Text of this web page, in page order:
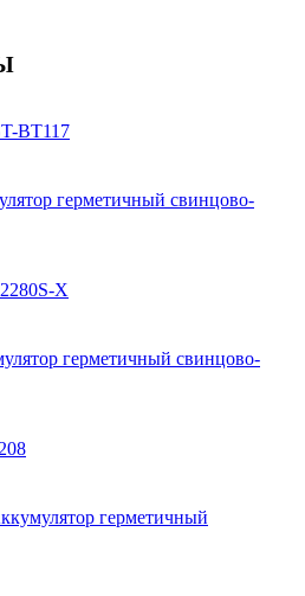
BT117
герметичный свинцово-
X
герметичный свинцово-
герметичный